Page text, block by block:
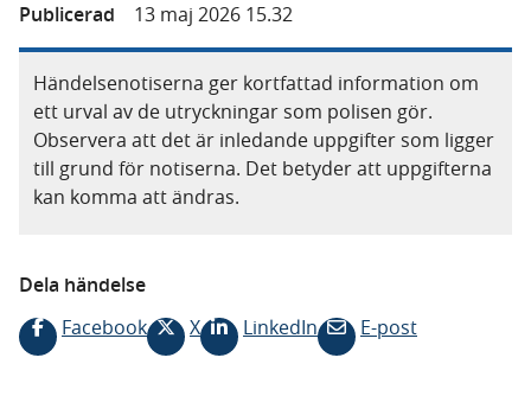
Publicerad
13 maj 2026 15.32
Händelsenotiserna ger kortfattad information om
ett urval av de utryckningar som polisen gör.
Observera att det är inledande uppgifter som ligger
till grund för notiserna. Det betyder att uppgifterna
kan komma att ändras.
Dela händelse
Facebook
X LinkedIn E-post